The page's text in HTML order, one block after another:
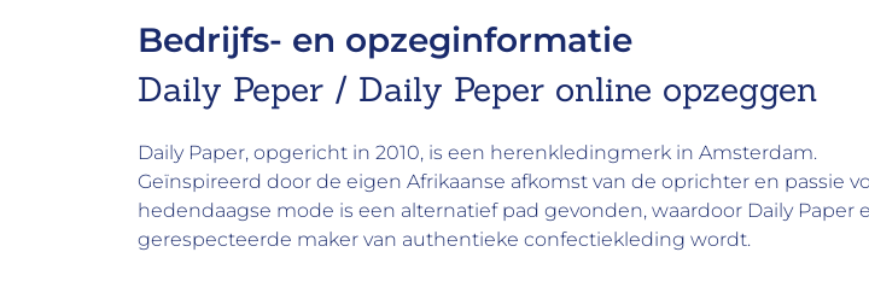
Bedrijfs- en opzeginformatie
Daily Peper / Daily Peper online opzeggen
Daily Paper, opgericht in 2010, is een herenkledingmerk in Amsterdam.
Geïnspireerd door de eigen Afrikaanse afkomst van de oprichter en passie
hedendaagse mode is een alternatief pad gevonden, waardoor Daily Paper
gerespecteerde maker van authentieke confectiekleding wordt.